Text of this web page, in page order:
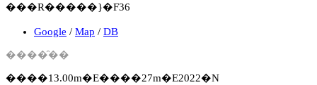
���R�����}�F36
Google / Map / DB
����̑��
����13.00m�E����27m�E2022�N